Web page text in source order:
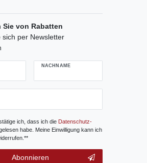
Sie von Rabatten
sich per Newsletter
NACHNAME
ich, dass ich die Daten­schutz­
habe. Meine Einwilligung kann ich
Abonnieren